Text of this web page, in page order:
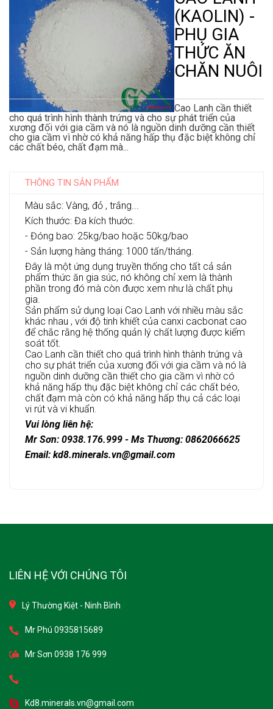
(KAOLIN) -
PHỤ GIA
THỨC ĂN
CHĂN NUÔI
Cao Lanh cần thiết
cho quá trình hình thành trứng và cho sự phát triển của
xương đối với gia cầm và nó là nguồn dinh dưỡng cần thiết
cho gia cầm vì nhờ có khả năng hấp thụ đặc biệt không chỉ
các chất béo, chất đạm mà...
THÔNG TIN SẢN PHẨM
Màu sắc: Vàng, đỏ , trắng...
Kích thước: Đa kích thước.
- Đóng bao: 25kg/bao hoặc 50kg/bao
- Sản lượng hàng tháng: 1000 tấn/tháng.
Đây là một ứng dụng truyền thống cho tất cả sản
phẩm thức ăn gia súc, nó không chỉ xem là thành
phần trong đó mà còn được xem như là chất phụ
gia.
Sản phẩm sử dụng loại Cao Lanh với nhiều màu sắc
khác nhau , với độ tinh khiết của canxi cacbonat cao
để chắc rằng hệ thống quản lý chất lượng được kiểm
soát tốt.
Cao Lanh cần thiết cho quá trình hình thành trứng và
cho sự phát triển của xương đối với gia cầm và nó là
nguồn dinh dưỡng cần thiết cho gia cầm vì nhờ có
khả năng hấp thụ đặc biệt không chỉ các chất béo,
chất đạm mà còn có khả năng hấp thụ cả các loại
vi rút và vi khuẩn.
Vui lòng liên hệ:
Mr Sơn: 0938.176.999 - Ms Thương: 0862066625
Email: kd8.minerals.vn@gmail.com
LIÊN HỆ VỚI CHÚNG TÔI
Lý Thường Kiệt - Ninh Bình
Mr Phú 0935815689
Mr Sơn 0938 176 999
Kd8.minerals.vn@gmail.com